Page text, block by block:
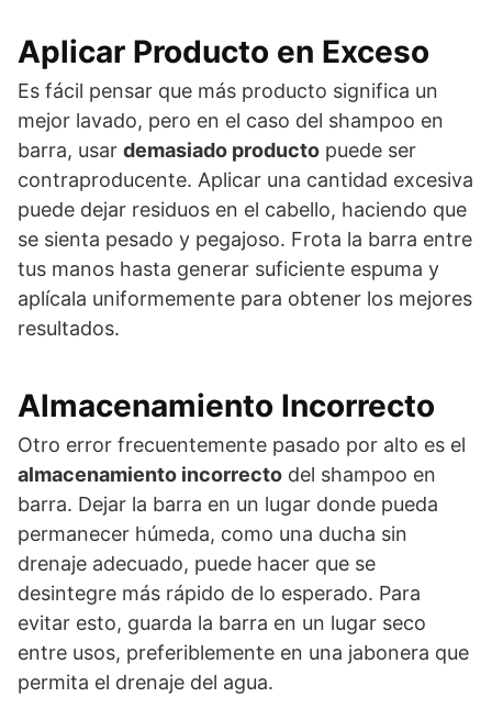
Aplicar Producto en Exceso
Es fácil pensar que más producto significa un
mejor lavado, pero en el caso del shampoo en
barra, usar demasiado producto puede ser
contraproducente. Aplicar una cantidad excesiva
puede dejar residuos en el cabello, haciendo que
se sienta pesado y pegajoso. Frota la barra entre
tus manos hasta generar suficiente espuma y
aplícala uniformemente para obtener los mejores
resultados.
Almacenamiento Incorrecto
Otro error frecuentemente pasado por alto es el
almacenamiento incorrecto del shampoo en
barra. Dejar la barra en un lugar donde pueda
permanecer húmeda, como una ducha sin
drenaje adecuado, puede hacer que se
desintegre más rápido de lo esperado. Para
evitar esto, guarda la barra en un lugar seco
entre usos, preferiblemente en una jabonera que
permita el drenaje del agua.